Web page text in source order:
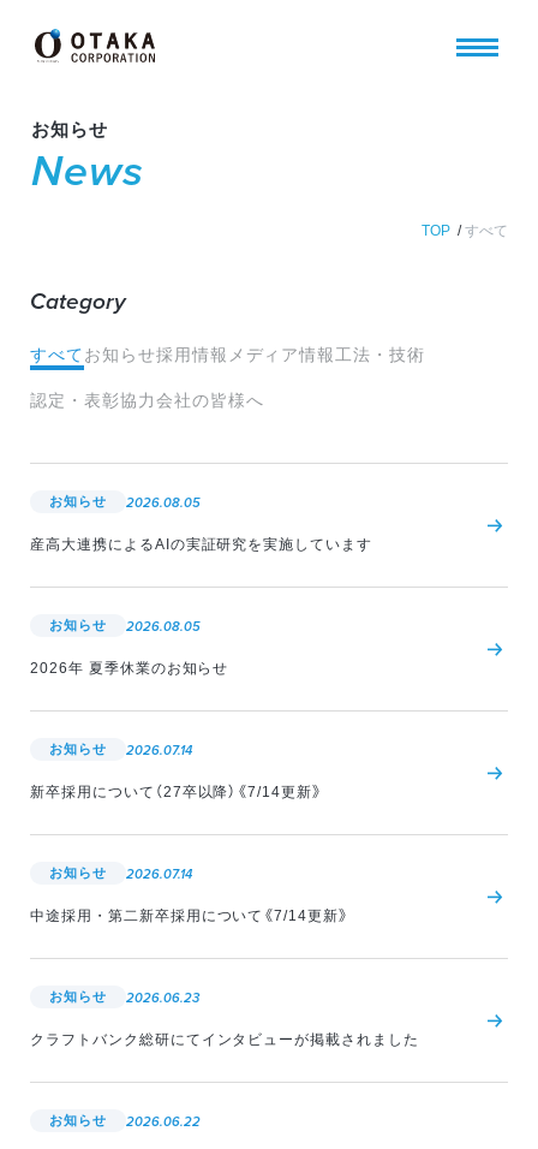
お知らせ
News
TOP /すべて
Category
すべてお知らせ採用情報 メディア情報工法・技術
認定・表彰協力会社の皆様へ
お知らせ 2026.08.05
産高大連携によるAIの実証研究を実施しています
お知らせ 2026.08.05
2026年 夏季休業のお知らせ
お知らせ 2026.07.14
新卒採用について（27卒以降）《7/14更新》
お知らせ 2026.07.14
中途採用・第二新卒採用について《7/14更新》
お知らせ 2026.06.23
クラフトバンク総研にてインタビューが掲載されました
お知らせ 2026.06.22